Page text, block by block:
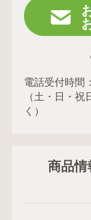
電話受付時間
（土・日・
く）
商品情